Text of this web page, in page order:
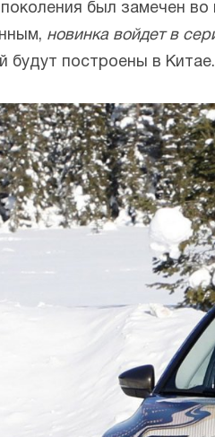
поколения был замечен
новинка войдет в
будут построены в Китае.